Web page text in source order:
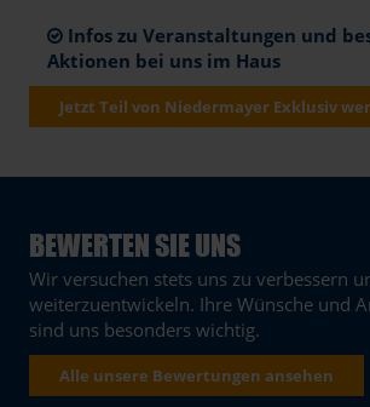
Infos zu Veranstaltungen und
Aktionen bei uns im Haus
Jetzt Teil von Niedermayer Exklusiv
BEWERTEN SIE UNS
Wir versuchen stets uns zu verbessern
weiterzuentwickeln. Ihre Wünsche und
sind uns besonders wichtig.
Alle unsere Bewertungen ansehen